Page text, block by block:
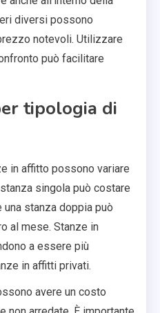
diversi possono
notevoli. Utilizzare
può facilitare
tipologia di
in affitto possono variare
singola può costare
stanza doppia può
al mese. Stanze in
a essere più
in affitti privati.
avere un costo